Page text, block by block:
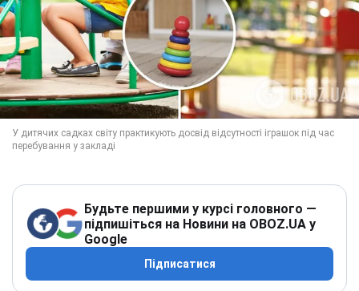
Будьте першими у курсі головного —
підпишіться на Новини на OBOZ.UA у
Google
Підписатися